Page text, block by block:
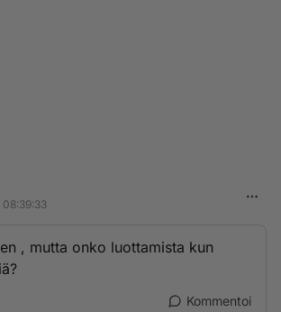
, mutta onko luottamista kun
Kommentoi